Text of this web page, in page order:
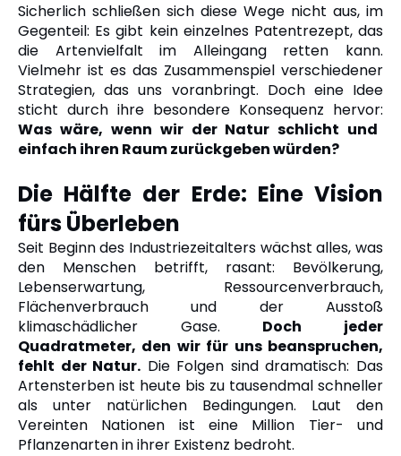
Sicherlich schließen sich diese Wege nicht aus, im
Gegenteil: Es gibt kein einzelnes Patentrezept, das
die Artenvielfalt im Alleingang retten kann.
Vielmehr ist es das Zusammenspiel verschiedener
Strategien, das uns voranbringt. Doch eine Idee
sticht durch ihre besondere Konsequenz hervor:
Was wäre, wenn wir der Natur schlicht und
einfach ihren Raum zurückgeben würden?
Die Hälfte der Erde: Eine Vision
fürs Überleben
Seit Beginn des Industriezeitalters wächst alles, was
den Menschen betrifft, rasant: Bevölkerung,
Lebenserwartung, Ressourcenverbrauch,
Flächenverbrauch und der Ausstoß
klimaschädlicher Gase. Doch jeder
Quadratmeter, den wir für uns beanspruchen,
fehlt der Natur. Die Folgen sind dramatisch: Das
Artensterben ist heute bis zu tausendmal schneller
als unter natürlichen Bedingungen. Laut den
Vereinten Nationen ist eine Million Tier- und
Pflanzenarten in ihrer Existenz bedroht.